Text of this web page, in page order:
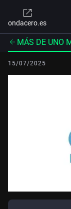
ondacero.es
MÁS DE UNO
15/07/2025